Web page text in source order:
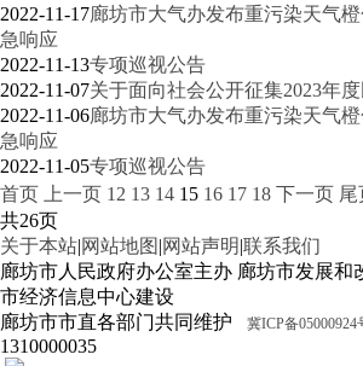
2022-11-17廊坊市大气办发布重污染天气
急响应
2022-11-13专项巡视公告
2022-11-07关于面向社会公开征集2023年
2022-11-06廊坊市大气办发布重污染天气
急响应
2022-11-05专项巡视公告
首页
上一页 12 13 14 15 16 17 18 下一页 尾
共26页
关于本站|网站地图 |网站声明|联系我们
廊坊市人民政府办公室主办 廊坊市发展和
市经济信息中心建设
廊坊市市直各部门共同维护
冀ICP备05000924
1310000035